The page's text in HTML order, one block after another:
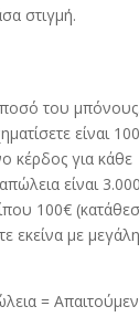
στιγμή.
ποσό του μπόνους
είναι
κέρδος για κάθε
είναι
100€
εκείνα με
=